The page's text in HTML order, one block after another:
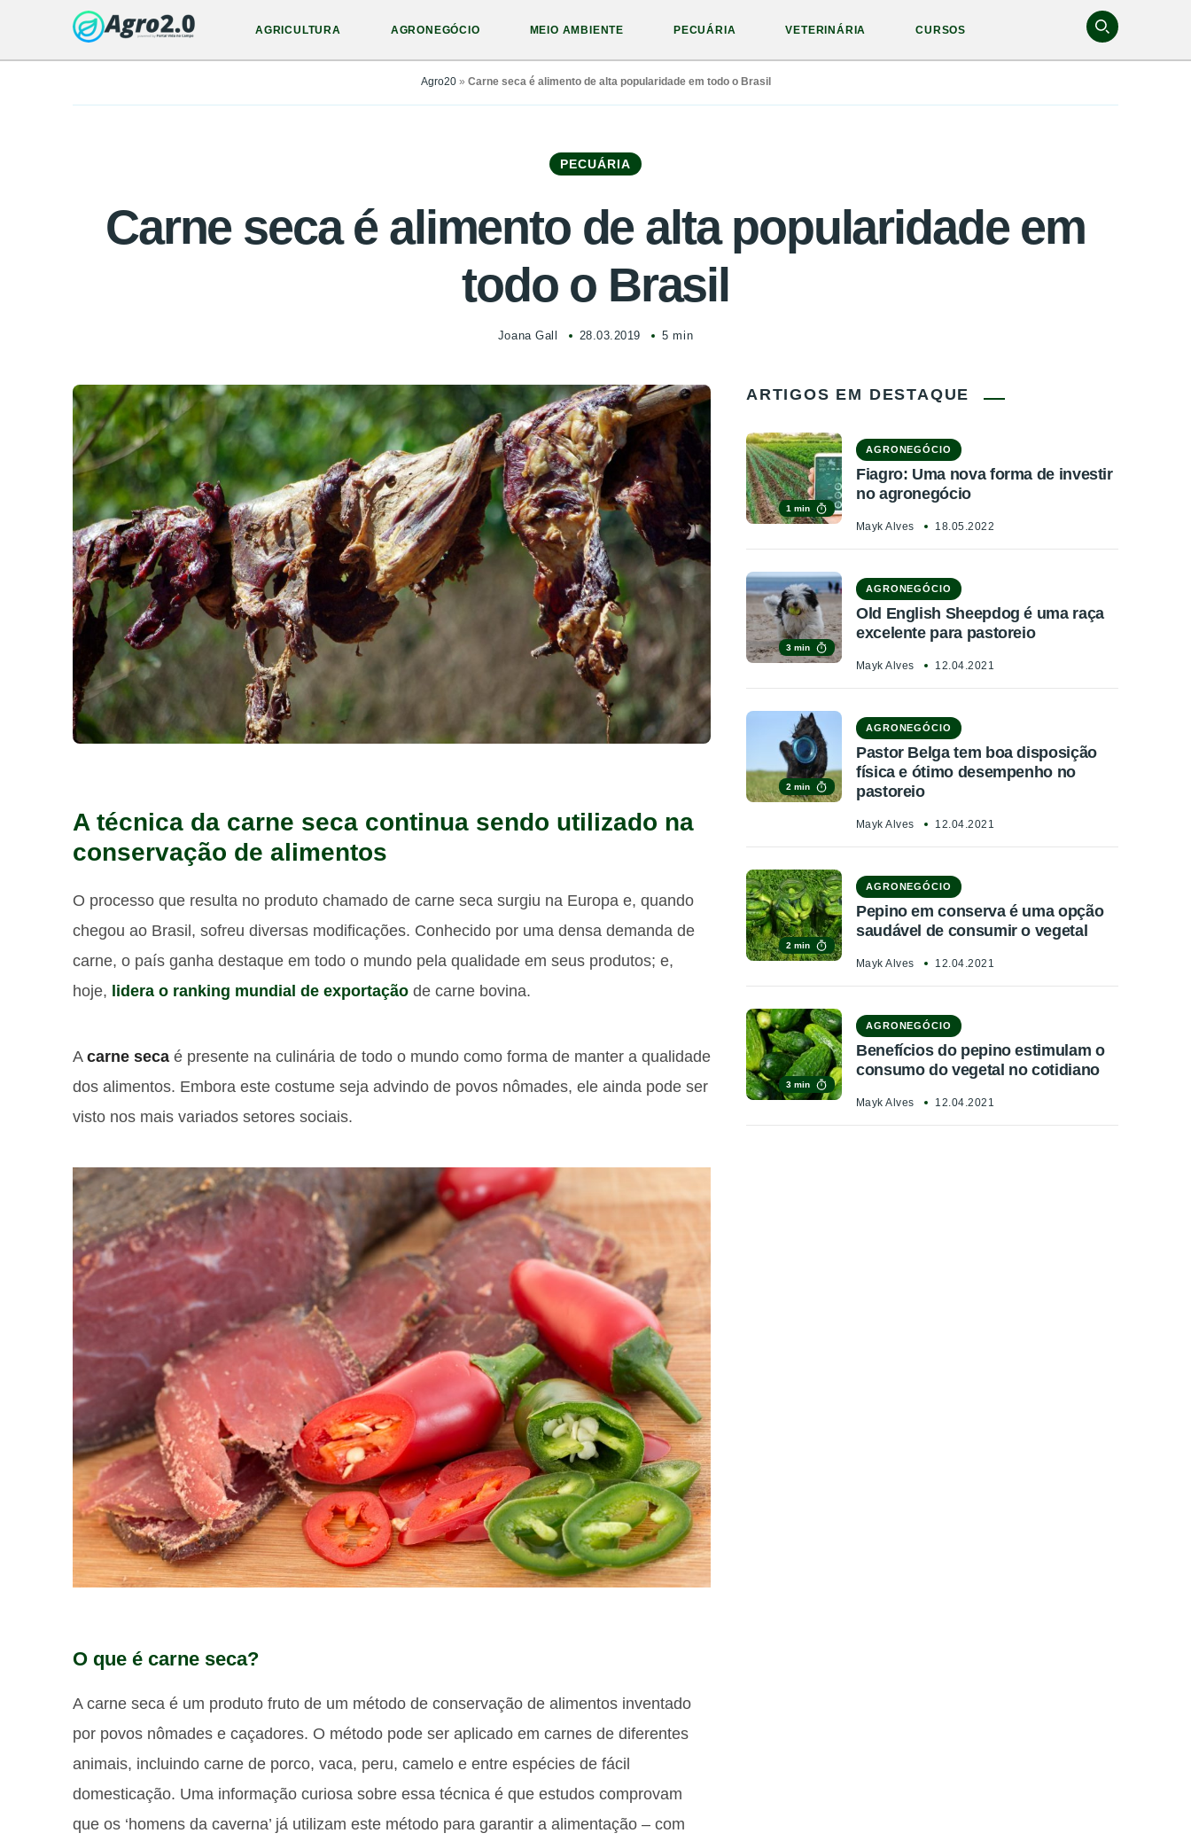
AGRICULTURA AGRONEGÓCIO MEIO AMBIENTE PECUÁRIA VETERINÁRIA CURSOS
Agro20» Carne seca é alimento de alta popularidade em todo o Brasil
PECUÁRIA
Carne seca é alimento de alta popularidade em
todo o Brasil
Joana Gall 28.03.2019 5 min
A técnica da carne seca continua sendo utilizado na
conservação de alimentos
O processo que resulta no produto chamado de carne seca surgiu na Europa e, quando
chegou ao Brasil, sofreu diversas modificações. Conhecido por uma densa demanda de
carne, o país ganha destaque em todo o mundo pela qualidade em seus produtos; e,
hoje, lidera o ranking mundial de exportação de carne bovina.
A carne seca é presente na culinária de todo o mundo como forma de manter a qualidade
dos alimentos. Embora este costume seja advindo de povos nômades, ele ainda pode ser
visto nos mais variados setores sociais.
O que é carne seca?
A carne seca é um produto fruto de um método de conservação de alimentos inventado
por povos nômades e caçadores. O método pode ser aplicado em carnes de diferentes
animais, incluindo carne de porco, vaca, peru, camelo e entre espécies de fácil
domesticação. Uma informação curiosa sobre essa técnica é que estudos comprovam
que os ‘homens da caverna’ já utilizam este método para garantir a alimentação – com
ARTIGOS EM DESTAQUE
1 min
AGRONEGÓCIO
Fiagro: Uma nova forma de investir
no agronegócio
Mayk Alves 18.05.2022
3 min
AGRONEGÓCIO
Old English Sheepdog é uma raça
excelente para pastoreio
Mayk Alves 12.04.2021
2 min
AGRONEGÓCIO
Pastor Belga tem boa disposição
física e ótimo desempenho no
pastoreio
Mayk Alves 12.04.2021
2 min
AGRONEGÓCIO
Pepino em conserva é uma opção
saudável de consumir o vegetal
Mayk Alves 12.04.2021
3 min
AGRONEGÓCIO
Benefícios do pepino estimulam o
consumo do vegetal no cotidiano
Mayk Alves 12.04.2021